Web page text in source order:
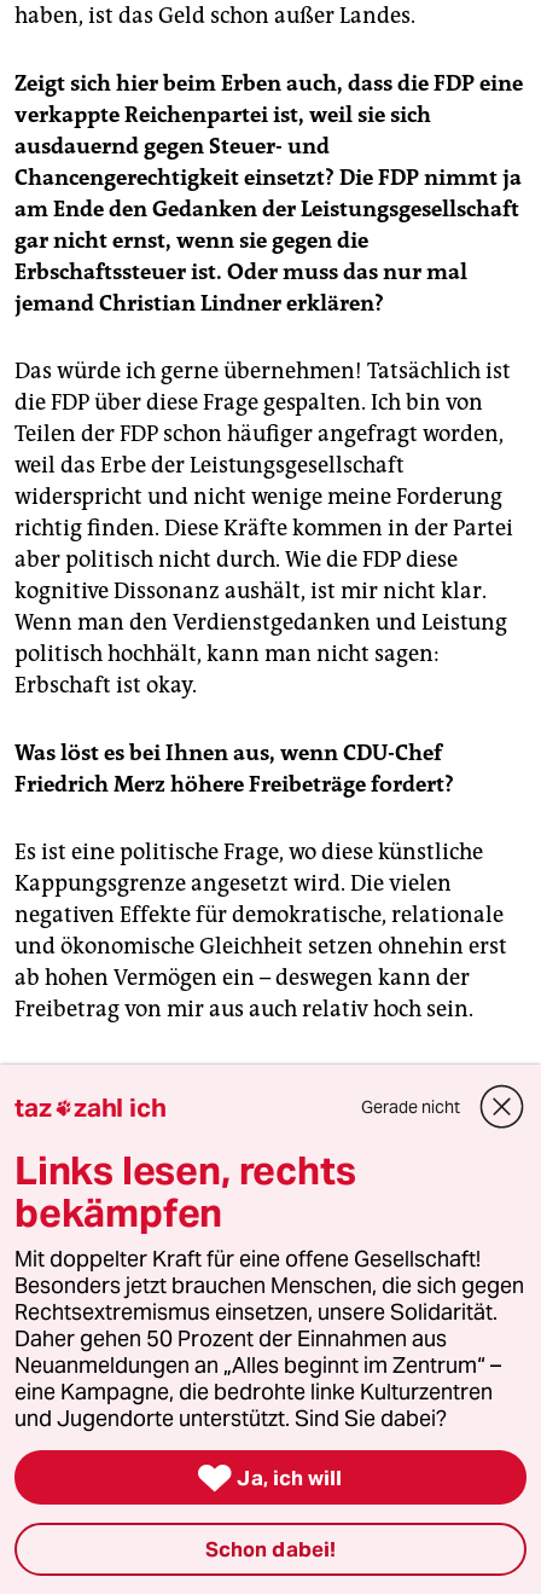
haben, ist das Geld schon außer Landes.
Zeigt sich hier beim Erben auch, dass die FDP eine
verkappte Reichenpartei ist, weil sie sich
ausdauernd gegen Steuer- und
Chancengerechtigkeit einsetzt? Die FDP nimmt ja
am Ende den Gedanken der Leistungsgesellschaft
gar nicht ernst, wenn sie gegen die
Erbschaftssteuer ist. Oder muss das nur mal
jemand Christian Lindner erklären?
Das würde ich gerne übernehmen! Tatsächlich ist
die FDP über diese Frage gespalten. Ich bin von
Teilen der FDP schon häufiger angefragt worden,
weil das Erbe der Leistungsgesellschaft
widerspricht und nicht wenige meine Forderung
richtig finden. Diese Kräfte kommen in der Partei
aber politisch nicht durch. Wie die FDP diese
kognitive Dissonanz aushält, ist mir nicht klar.
Wenn man den Verdienstgedanken und Leistung
politisch hochhält, kann man nicht sagen:
Erbschaft ist okay.
Was löst es bei Ihnen aus, wenn CDU-Chef
Friedrich Merz höhere Freibeträge fordert?
Es ist eine politische Frage, wo diese künstliche
Kappungsgrenze angesetzt wird. Die vielen
negativen Effekte für demokratische, relationale
und ökonomische Gleichheit setzen ohnehin erst
ab hohen Vermögen ein – deswegen kann der
Freibetrag von mir aus auch relativ hoch sein.
auch 600.000, wenn die Immobilienpreise jetzt so
stark gestiegen sind.
Klingt viel.
Beim Kampf über die Freibetragsgrenzen befindet
man sich im falschen Schützengraben. Wichtig ist
es, die Steuersätze für die Beträge darüber
progressiv zu erhöhen: Wenn das Haus eben
501.000 Euro kostet, muss man für die 1.000
darüber natürlich noch nicht gleich den vollen
Steuersatz zahlen, sondern klein anfangen – dann
aber nachher richtig hochgehen. Wir brauchen
taz zahl ich Gerade nicht
Links lesen, rechts
bekämpfen
Mit doppelter Kraft für eine offene Gesellschaft!
Besonders jetzt brauchen Menschen, die sich gegen
Rechtsextremismus einsetzen, unsere Solidarität.
Daher gehen 50 Prozent der Einnahmen aus
Neuanmeldungen an „Alles beginnt im Zentrum“ –
eine Kampagne, die bedrohte linke Kulturzentren
und Jugendorte unterstützt. Sind Sie dabei?
 Ja, ich will
Schon dabei!